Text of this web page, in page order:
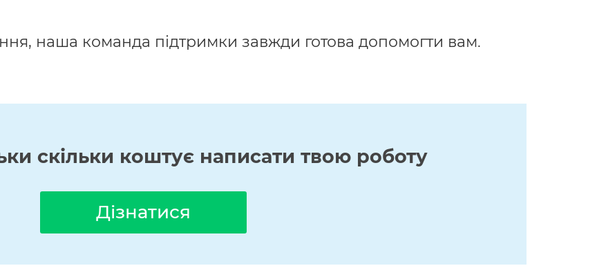
наша команда підтримки завжди готова допомогти вам.
скільки коштує написати твою роботу
Дізнатися